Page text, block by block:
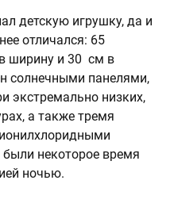
детскую игрушку, да и
отличался: 65
ширину и 30 см в
солнечными панелями,
экстремально низких,
а также тремя
некоторое время
ночью.